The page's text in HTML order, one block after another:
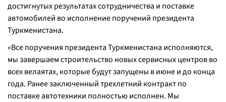
достигнутых результатах сотрудничества и поставке
автомобилей во исполнение поручений президента
Туркменистана.
«Все поручения президента Туркменистана исполняются,
мы завершаем строительство новых сервисных центров во
всех велаятах, которые будут запущены в июне и до конца
года. Ранее заключенный трехлетний контракт по
поставке автотехники полностью исполнен. Мы